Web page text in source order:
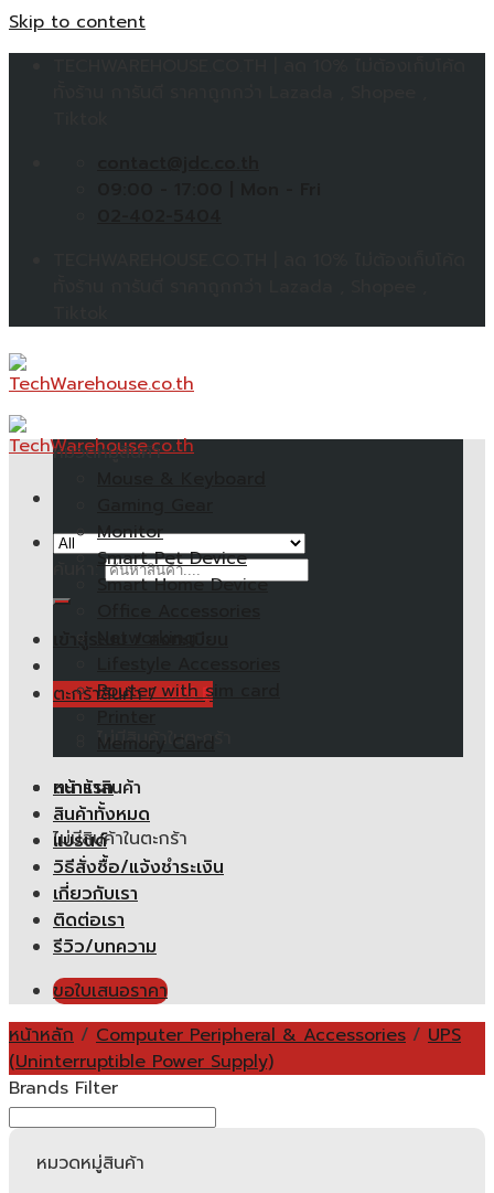
Skip to content
ตะกร้าสินค้า /0.00฿
ไม่มีสินค้าในตะกร้า
ตะกร้าสินค้า
ไม่มีสินค้าในตะกร้า
หมวดหมู่สินค้า
Monitor
Smart Pet Device
Smart Home Device
Router with sim card
Memory Card
หน้าแรก
สินค้าทั้งหมด
แบรนด์
วิธีสั่งซื้อ/แจ้งชำระเงิน
เกี่ยวกับเรา
ติดต่อเรา
รีวิว/บทความ
ขอใบเสนอราคา
หน้าหลัก / Computer Peripheral & Accessories / UPS
(Uninterruptible Power Supply)
Brands Filter
หมวดหมู่สินค้า